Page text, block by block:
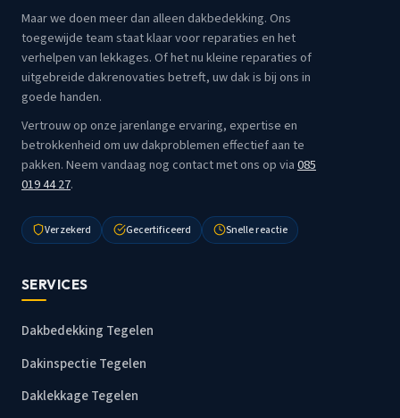
Maar we doen meer dan alleen dakbedekking. Ons
toegewijde team staat klaar voor reparaties en het
verhelpen van lekkages. Of het nu kleine reparaties of
uitgebreide dakrenovaties betreft, uw dak is bij ons in
goede handen.
Vertrouw op onze jarenlange ervaring, expertise en
betrokkenheid om uw dakproblemen effectief aan te
pakken. Neem vandaag nog contact met ons op via085
019 44 27.
Verzekerd Gecertificeerd Snelle reactie
SERVICES
Dakbedekking Tegelen
Dakinspectie Tegelen
Daklekkage Tegelen